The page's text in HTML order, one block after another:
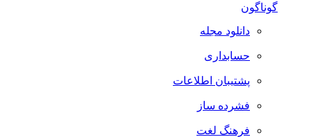
گوناگون
دانلود مجله
حسابداری
پشتیبان اطلاعات
فشرده ساز
فرهنگ لغت